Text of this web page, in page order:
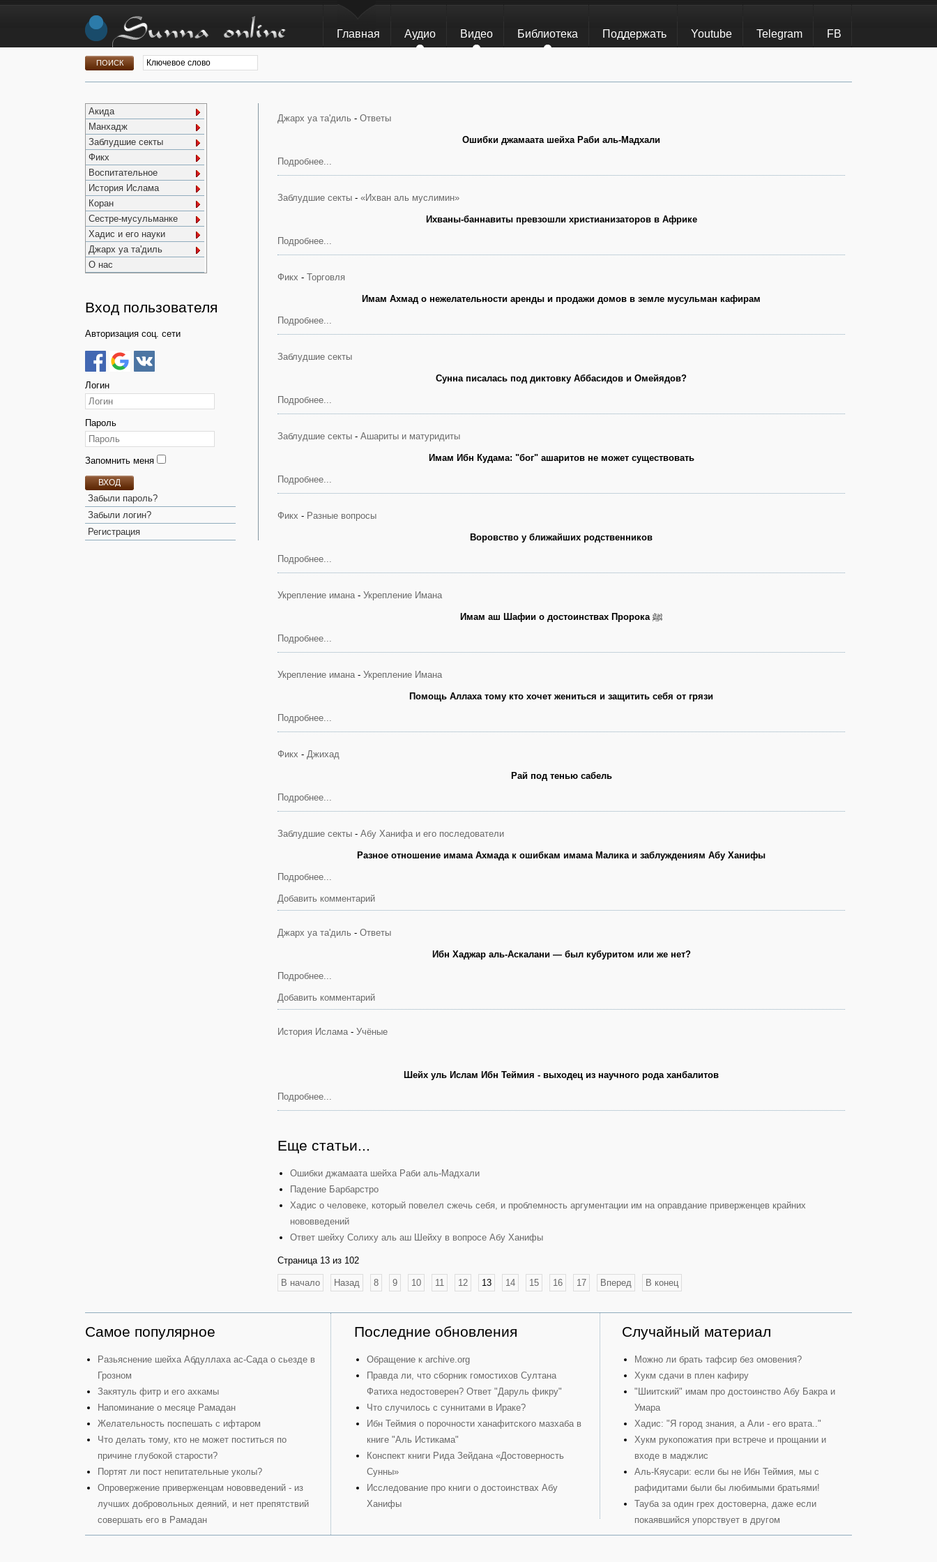
Главная Аудио Видео Библиотека Поддержать Youtube Telegram FB
Акида
Манхадж
Заблудшие секты
Фикх
Воспитательное
История Ислама
Коран
Сестре-мусульманке
Хадис и его науки
Джарх уа та'диль
О нас
Вход пользователя
Авторизация соц. сети
Логин
Пароль
Запомнить меня
ВХОД
Забыли пароль?
Забыли логин?
Регистрация
Джарх уа та'диль - Ответы
Ошибки джамаата шейха Раби аль-Мадхали
Подробнее...
Заблудшие секты - «Ихван аль муслимин»
Ихваны-баннавиты превзошли христианизаторов в Африке
Подробнее...
Фикх - Торговля
Имам Ахмад о нежелательности аренды и продажи домов в земле мусульман кафирам
Подробнее...
Заблудшие секты
Сунна писалась под диктовку Аббасидов и Омейядов?
Подробнее...
Заблудшие секты - Ашариты и матуридиты
Имам Ибн Кудама: "бог" ашаритов не может существовать
Подробнее...
Фикх - Разные вопросы
Воровство у ближайших родственников
Подробнее...
Укрепление имана- Укрепление Имана
Имам аш Шафии о достоинствах Пророка ﷺ
Подробнее...
Укрепление имана- Укрепление Имана
Помощь Аллаха тому кто хочет жениться и защитить себя от грязи
Подробнее...
Фикх - Джихад
Рай под тенью сабель
Подробнее...
Заблудшие секты - Абу Ханифа и его последователи
Разное отношение имама Ахмада к ошибкам имама Малика и заблуждениям Абу Ханифы
Подробнее...
Добавить комментарий
Джарх уа та'диль - Ответы
Ибн Хаджар аль-Аскалани — был кубуритом или же нет?
Подробнее...
Добавить комментарий
История Ислама- Учёные
Шейх уль Ислам Ибн Теймия - выходец из научного рода ханбалитов
Подробнее...
Еще статьи...
Ошибки джамаата шейха Раби аль-Мадхали
Падение Барбарстро
Хадис о человеке, который повелел сжечь себя, и проблемность аргументации им на оправдание приверженцев крайних
нововведений
Ответ шейху Солиху аль аш Шейху в вопросе Абу Ханифы
Страница 13 из 102
В начало Назад 8 9 10 11 12 13 14 15 16 17 Вперед В конец
Самое популярное
Разьяснение шейха Абдуллаха ас-Сада о сьезде в
Грозном
Закятуль фитр и его ахкамы
Напоминание о месяце Рамадан
Желательность поспешать с ифтаром
Что делать тому, кто не может поститься по
причине глубокой старости?
Портят ли пост непитательные уколы?
Опровержение приверженцам нововведений - из
лучших добровольных деяний, и нет препятствий
совершать его в Рамадан
Последние обновления
Обращение к archive.org
Правда ли, что сборник гомостихов Султана
Фатиха недостоверен? Ответ "Даруль фикру"
Что случилось с суннитами в Ираке?
Ибн Теймия о порочности ханафитского мазхаба в
книге "Аль Истикама"
Конспект книги Рида Зейдана «Достоверность
Сунны»
Исследование про книги о достоинствах Абу
Ханифы
Случайный материал
Можно ли брать тафсир без омовения?
Хукм сдачи в плен кафиру
"Шиитский" имам про достоинство Абу Бакра и
Умара
Хадис: "Я город знания, а Али - его врата.."
Хукм рукопожатия при встрече и прощании и
входе в маджлис
Аль-Кяусари: если бы не Ибн Теймия, мы с
рафидитами были бы любимыми братьями!
Тауба за один грех достоверна, даже если
покаявшийся упорствует в другом